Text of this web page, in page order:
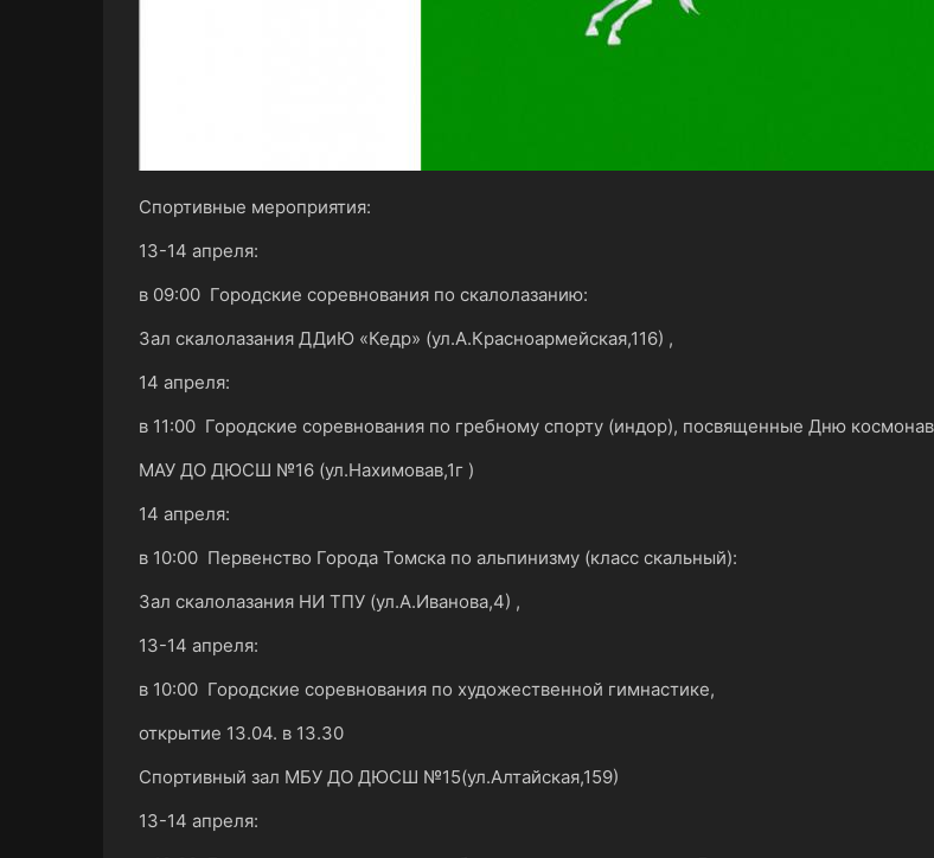
Спортивные мероприятия:
13-14 апреля:
в 09:00 Городские соревнования по скалолазанию:
Зал скалолазания ДДиЮ «Кедр» (ул.А.Красноармейская,116) ,
14 апреля:
в 11:00 Городские соревнования по гребному спорту (индор), посвященные Дню
МАУ ДО ДЮСШ №16 (ул.Нахимовав,1г )
14 апреля:
в 10:00 Первенство Города Томска по альпинизму (класс скальный):
Зал скалолазания НИ ТПУ (ул.А.Иванова,4) ,
13-14 апреля:
в 10:00 Городские соревнования по художественной гимнастике,
открытие 13.04. в 13.30
Спортивный зал МБУ ДО ДЮСШ №15(ул.Алтайская,159)
13-14 апреля: